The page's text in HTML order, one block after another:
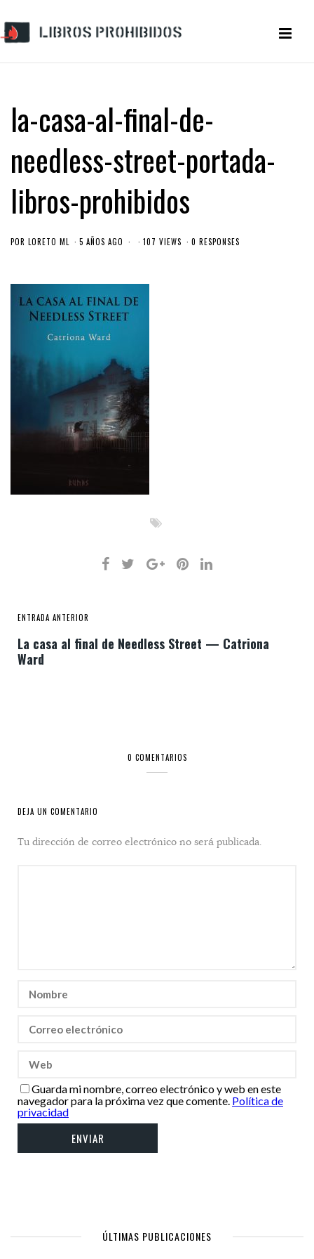
la-casa-al-final-de-
needless-street-portada-
libros-prohibidos
POR LORETO ML 5 AÑOS AGO 107 VIEWS 0 RESPONSES
ENTRADA ANTERIOR
La casa al final de Needless Street — Catriona
Ward
0 COMENTARIOS
DEJA UN COMENTARIO
Tu dirección de correo electrónico no será publicada.
Guarda mi nombre, correo electrónico y web en este
navegador para la próxima vez que comente. Política de
privacidad
ÚLTIMAS PUBLICACIONES